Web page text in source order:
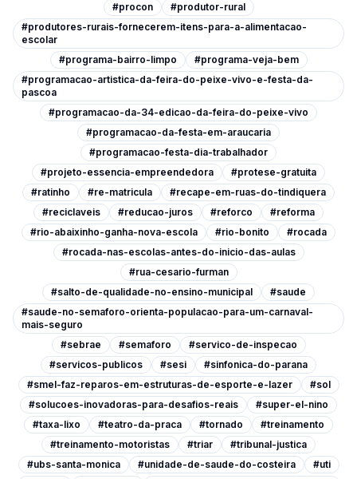
#procon
#produtor-rural
#produtores-rurais-fornecerem-itens-para-a-alimentacao-
escolar
#programa-bairro-limpo
#programa-veja-bem
#programacao-artistica-da-feira-do-peixe-vivo-e-festa-da-
pascoa
#programacao-da-34-edicao-da-feira-do-peixe-vivo
#programacao-da-festa-em-araucaria
#programacao-festa-dia-trabalhador
#projeto-essencia-empreendedora
#protese-gratuita
#ratinho
#re-matricula
#recape-em-ruas-do-tindiquera
#reciclaveis
#reducao-juros #reforco
#reforma
#rio-abaixinho-ganha-nova-escola
#rio-bonito
#rocada
#rocada-nas-escolas-antes-do-inicio-das-aulas
#rua-cesario-furman
#salto-de-qualidade-no-ensino-municipal
#saude
#saude-no-semaforo-orienta-populacao-para-um-carnaval-
mais-seguro
#sebrae
#semaforo
#servico-de-inspecao
#servicos-publicos
#sesi
#sinfonica-do-parana
#smel-faz-reparos-em-estruturas-de-esporte-e-lazer
#sol
#solucoes-inovadoras-para-desafios-reais
#super-el-nino
#taxa-lixo
#teatro-da-praca #tornado
#treinamento
#treinamento-motoristas
#triar
#tribunal-justica
#ubs-santa-monica
#unidade-de-saude-do-costeira
#uti